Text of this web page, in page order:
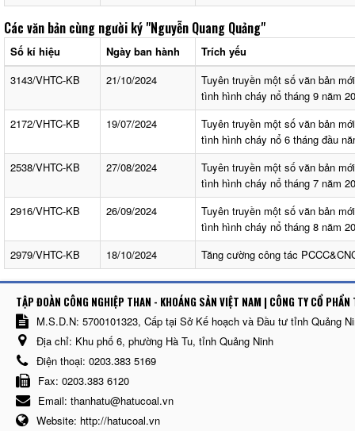
Các văn bản cùng người ký "Nguyễn Quang Quảng"
Số kí hiệu Ngày ban hành
Trích yếu
3143/VHTC-KB
21/10/2024
Tuyên truyền một số văn bản
tình hình cháy nổ tháng 9 năm
2172/VHTC-KB
19/07/2024
Tuyên truyền một số văn bản
tình hình cháy nổ 6 tháng đầu
2538/VHTC-KB
27/08/2024
Tuyên truyền một số văn bản
tình hình cháy nổ tháng 7 năm
2916/VHTC-KB
26/09/2024
Tuyên truyền một số văn bản
tình hình cháy nổ tháng 8 năm
2979/VHTC-KB
18/10/2024 Tăng cường công tác
TẬP ĐOÀN CÔNG NGHIỆP THAN - KHOÁNG SẢN VIỆT NAM | CÔNG TY CỔ
M.S.D.N: 5700101323, Cấp tại Sở Kế hoạch và Đầu tư tỉnh Quảng
Địa chỉ: Khu phố 6, phường Hà Tu, tỉnh Quảng Ninh
Điện thoại: 0203.383 5169
Fax: 0203.383 6120
Email: thanhatu@hatucoal.vn
Website: http://hatucoal.vn